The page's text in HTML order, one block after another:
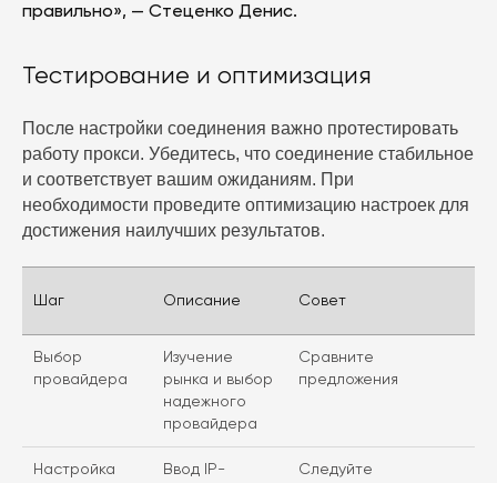
правильно», — Стеценко Денис.
Тестирование и оптимизация
После настройки соединения важно протестировать
работу прокси. Убедитесь, что соединение стабильное
и соответствует вашим ожиданиям. При
необходимости проведите оптимизацию настроек для
достижения наилучших результатов.
Шаг Описание Совет
Выбор
провайдера
Изучение
рынка и выбор
надежного
провайдера
Сравните
предложения
Настройка
Ввод IP-
Следуйте